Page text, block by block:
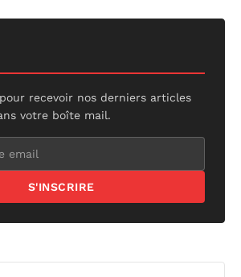
recevoir nos derniers articles
votre boîte mail.
S'INSCRIRE